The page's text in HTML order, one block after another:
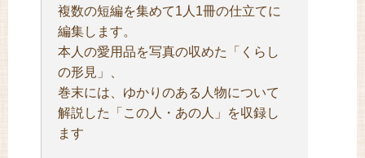
複数の短編を集めて1人1冊の仕立てに
編集します。
本人の愛用品を写真の収めた「くらし
の形見」、
巻末には、ゆかりのある人物について
解説した「この人・あの人」を収録し
ます